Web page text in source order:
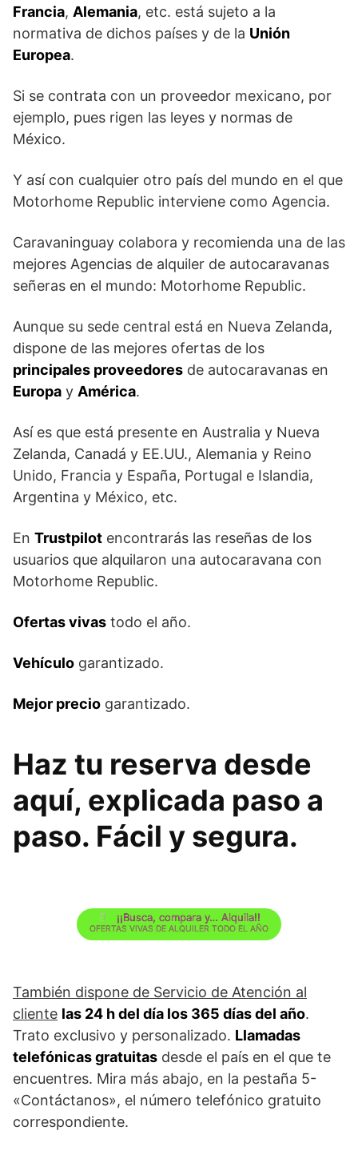
Francia, Alemania, etc. está sujeto a la
normativa de dichos países y de la Unión
Europea.
Si se contrata con un proveedor mexicano, por
ejemplo, pues rigen las leyes y normas de
México.
Y así con cualquier otro país del mundo en el que
Motorhome Republic interviene como Agencia.
Caravaninguay colabora y recomienda una de las
mejores Agencias de alquiler de autocaravanas
señeras en el mundo: Motorhome Republic.
Aunque su sede central está en Nueva Zelanda,
dispone de las mejores ofertas de los
principales proveedores de autocaravanas en
Europa y América.
Así es que está presente en Australia y Nueva
Zelanda, Canadá y EE.UU., Alemania y Reino
Unido, Francia y España, Portugal e Islandia,
Argentina y México, etc.
En Trustpilot encontrarás las reseñas de los
usuarios que alquilaron una autocaravana con
Motorhome Republic.
Ofertas vivas todo el año.
Vehículo garantizado.
Mejor precio garantizado.
Haz tu reserva desde
aquí, explicada paso a
paso. Fácil y segura.
¡¡Busca, compara y… Alquila!!
OFERTAS VIVAS DE ALQUILER TODO EL AÑO
También dispone de Servicio de Atención al
cliente las 24 h del día los 365 días del año.
Trato exclusivo y personalizado. Llamadas
telefónicas gratuitas desde el país en el que te
encuentres. Mira más abajo, en la pestaña 5-
«Contáctanos», el número telefónico gratuito
correspondiente.